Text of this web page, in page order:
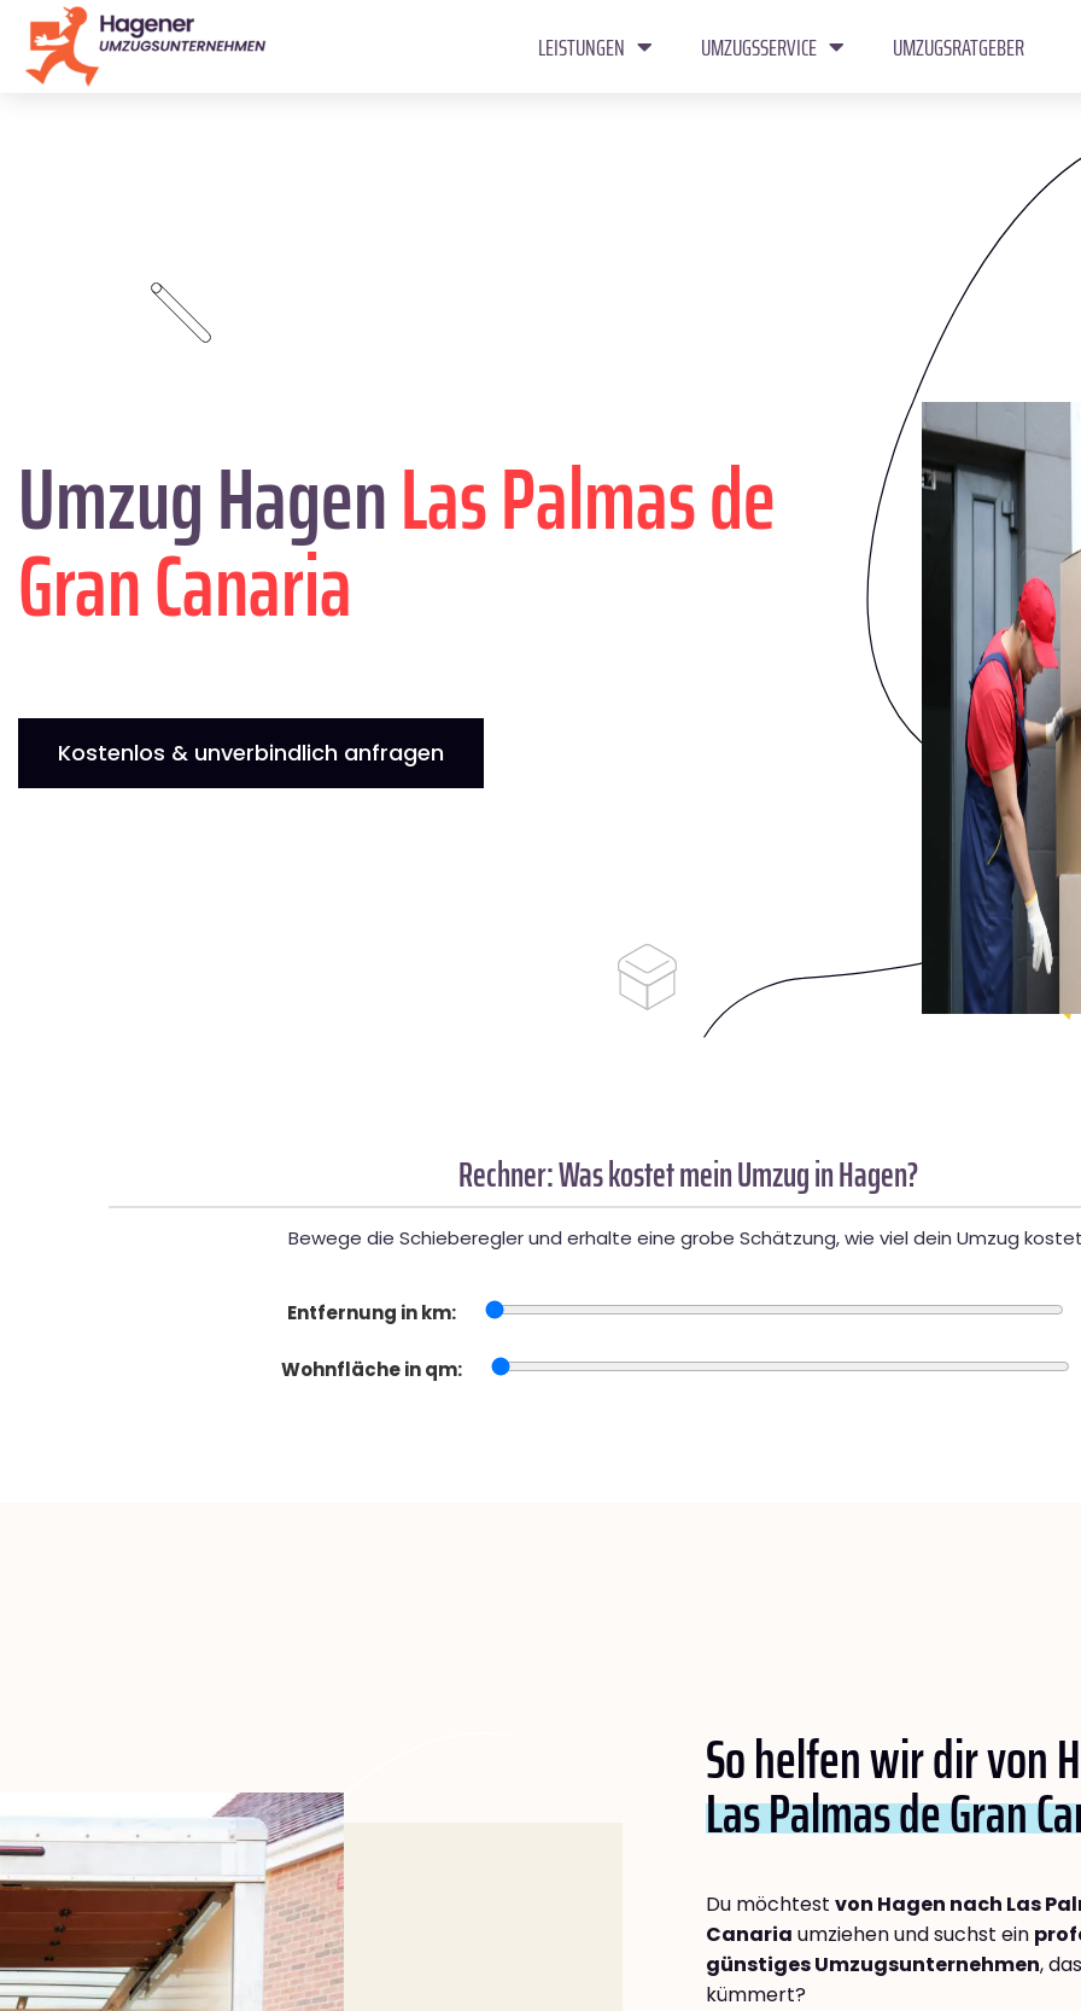
LEISTUNGEN UMZUGSSERVICE UMZUGSRATGEBER
Umzug HagenLas Palmas de
Gran Canaria
Kostenlos & unverbindlich anfragen
Rechner: Was kostet mein Umzug in Hagen?
Bewege die Schieberegler und erhalte eine grobe Schätzung, wie viel dein Umzug
Entfernung in km:
Wohnfläche in qm:
So helfen wir dir von
Las Palmas de Gran
Du möchtest von Hagen nach Las
Canaria umziehen und suchst ein
günstiges Umzugsunternehmen,
kümmert?